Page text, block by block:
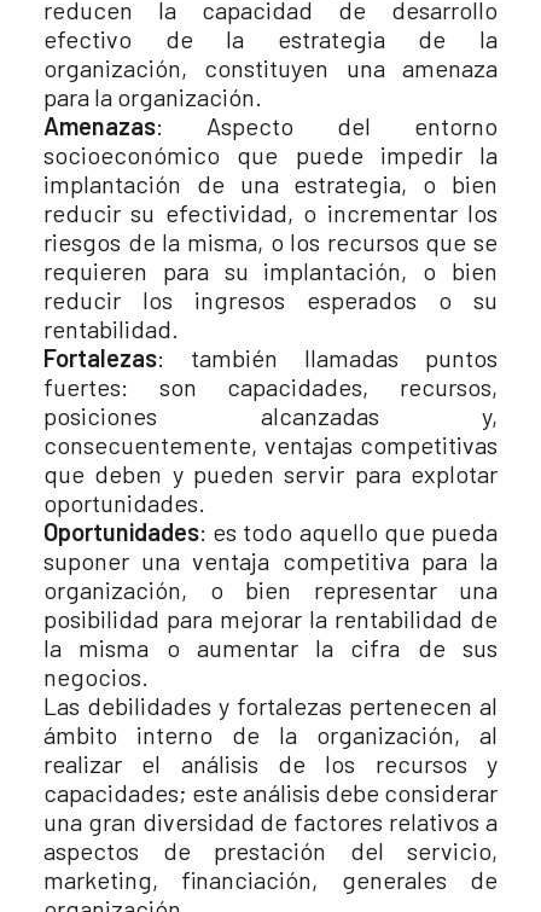
reducen la capacidad de desarrollo
efectivo de la estrategia de la
organización, constituyen una amenaza
para la organización.
Amenazas: Aspecto del entorno
socioeconómico que puede impedir la
implantación de una estrategia, o bien
reducir su efectividad, o incrementar los
riesgos de la misma, o los recursos que se
requieren para su implantación, o bien
reducir los ingresos esperados o su
rentabilidad.
Fortalezas: también llamadas puntos
fuertes: son capacidades, recursos,
posiciones alcanzadas y,
consecuentemente, ventajas competitivas
que deben y pueden servir para explotar
oportunidades.
Oportunidades: es todo aquello que pueda
suponer una ventaja competitiva para la
organización, o bien representar una
posibilidad para mejorar la rentabilidad de
la misma o aumentar la cifra de sus
negocios.
Las debilidades y fortalezas pertenecen al
ámbito interno de la organización, al
realizar el análisis de los recursos y
capacidades; este análisis debe considerar
una gran diversidad de factores relativos a
aspectos de prestación del servicio,
marketing, financiación, generales de